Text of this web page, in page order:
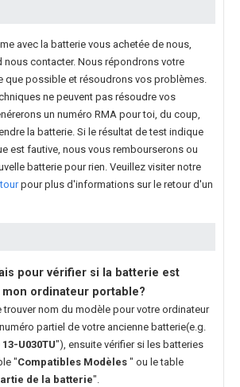
avec la batterie vous achetée de nous,
nous contacter. Nous répondrons votre
que possible et résoudrons vos problèmes.
ne peuvent pas résoudre vos
un numéro RMA pour toi, du coup,
la batterie. Si le résultat de test indique
est fautive, nous vous rembourserons ou
batterie pour rien. Veuillez visiter notre
pour plus d'informations sur le retour d'un
pour vérifier si la batterie est
ordinateur portable?
trouver nom du modèle pour votre ordinateur
partiel de votre ancienne batterie(e.g.
U030TU"), ensuite vérifier si les batteries
"Compatibles Modèles " ou le table
de la batterie".